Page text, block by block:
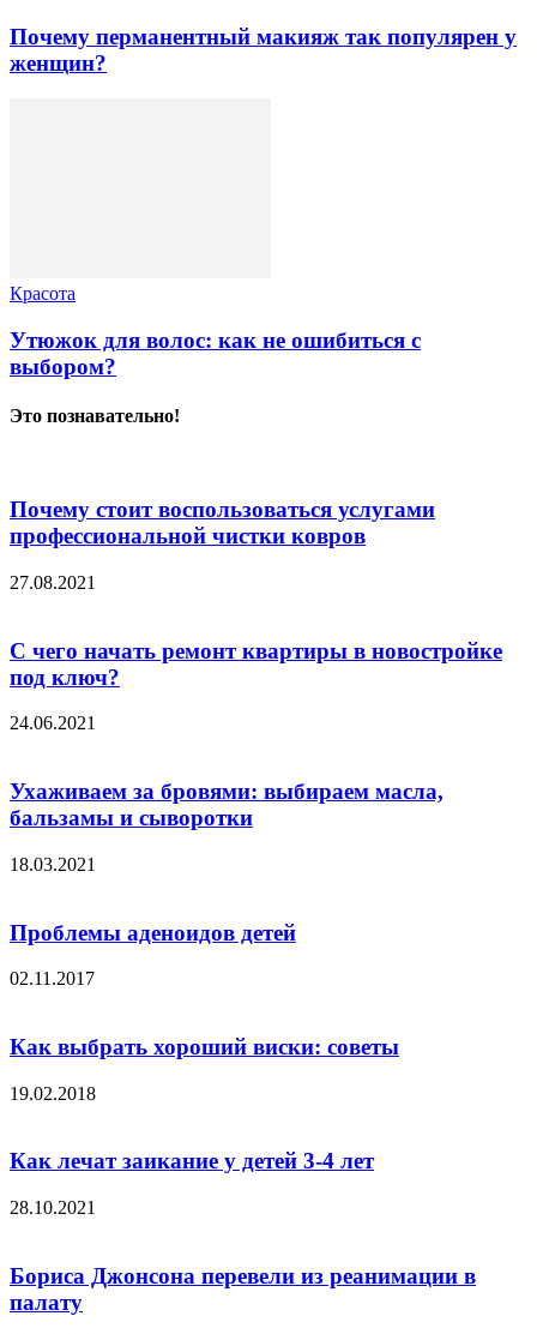
Почему перманентный макияж так популярен у
женщин?
Красота
Утюжок для волос: как не ошибиться с
выбором?
Это познавательно!
Почему стоит воспользоваться услугами
профессиональной чистки ковров
27.08.2021
С чего начать ремонт квартиры в новостройке
под ключ?
24.06.2021
Ухаживаем за бровями: выбираем масла,
бальзамы и сыворотки
18.03.2021
Проблемы аденоидов детей
02.11.2017
Как выбрать хороший виски: советы
19.02.2018
Как лечат заикание у детей 3-4 лет
28.10.2021
Бориса Джонсона перевели из реанимации в
палату